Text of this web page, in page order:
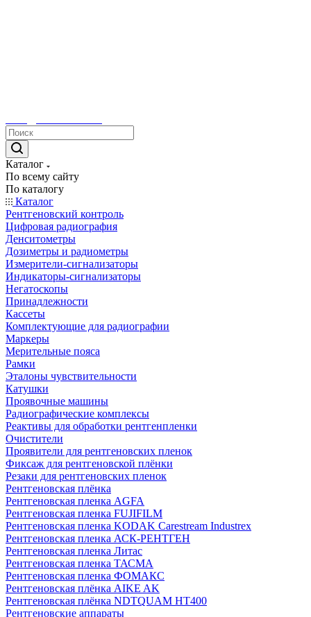
Каталог
По всему сайту
По каталогу
Каталог
Рентгеновский контроль
Цифровая радиография
Денситометры
Дозиметры и радиометры
Измерители-сигнализаторы
Индикаторы-сигнализаторы
Негатоскопы
Принадлежности
Кассеты
Комплектующие для радиографии
Маркеры
Мерительные пояса
Рамки
Эталоны чувствительности
Катушки
Проявочные машины
Радиографические комплексы
Реактивы для обработки рентгенпленки
Очистители
Проявители для рентгеновских пленок
Фиксаж для рентгеновской плёнки
Резаки для рентгеновских пленок
Рентгеновская плёнка
Рентгеновская пленка AGFA
Рентгеновская пленка FUJIFILM
Рентгеновская пленка KODAK Carestream Industrex
Рентгеновская пленка АСК-РЕНТГЕН
Рентгеновская пленка Литас
Рентгеновская пленка ТАСМА
Рентгеновская пленка ФОМАКС
Рентгеновская плёнка AIKE AK
Рентгеновская плёнка NDTQUAM HT400
Рентгеновские аппараты